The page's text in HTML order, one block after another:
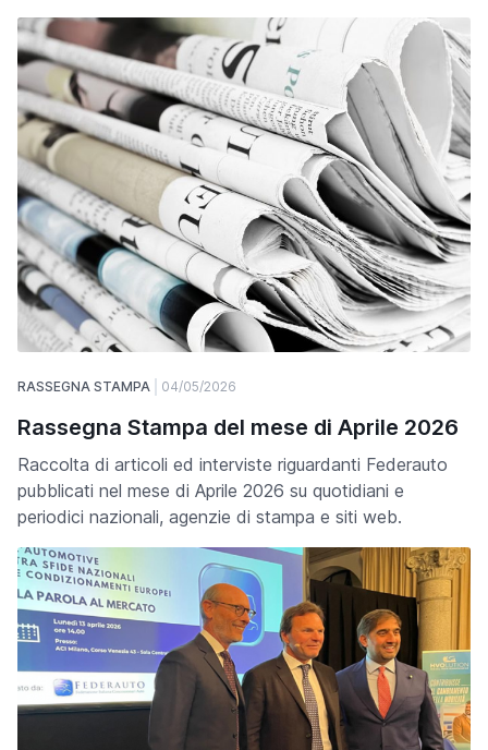
RASSEGNA STAMPA 04/05/2026
Rassegna Stampa del mese di Aprile 2026
Raccolta di articoli ed interviste riguardanti Federauto
pubblicati nel mese di Aprile 2026 su quotidiani e
periodici nazionali, agenzie di stampa e siti web.